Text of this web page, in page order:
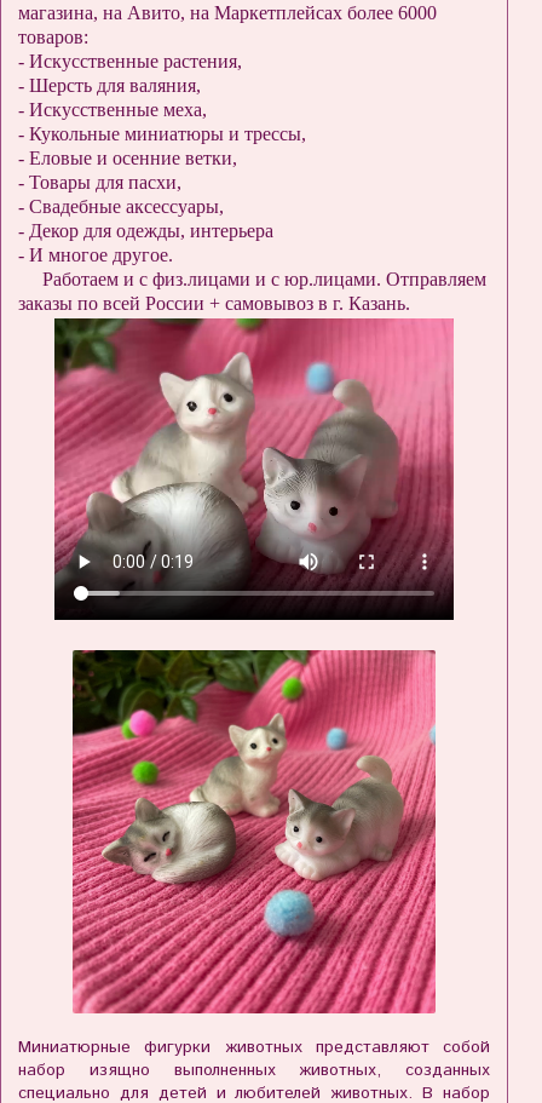
магазина, на Авито, на Маркетплейсах более 6000
товаров:
- Искусственные растения,
- Шерсть для валяния,
- Искусственные меха,
- Кукольные миниатюры и трессы,
- Еловые и осенние ветки,
- Товары для пасхи,
- Свадебные аксессуары,
- Декор для одежды, интерьера
- И многое другое.
Работаем и с физ.лицами и с юр.лицами. Отправляем
заказы по всей России + самовывоз в г. Казань.
Миниатюрные фигурки животных представляют собой
набор изящно выполненных животных, созданных
специально для детей и любителей животных. В набор